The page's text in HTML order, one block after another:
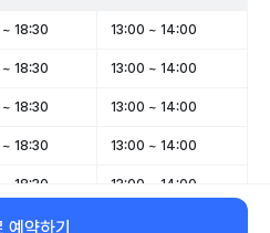
18:30 13:00 ~ 14:00
18:30 13:00 ~ 14:00
18:30 13:00 ~ 14:00
18:30 13:00 ~ 14:00
18:30 13:00 ~ 14:00
~ 13:00
예약하기